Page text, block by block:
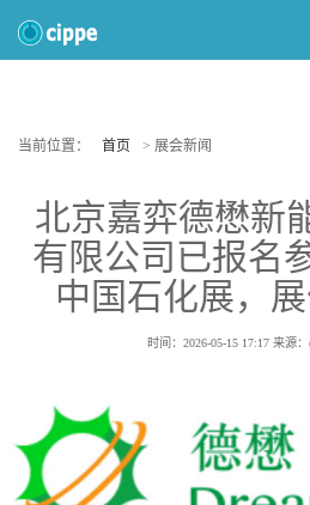
当前位置： 首页 > 展会新闻
北京嘉弈德懋新
有限公司已报名
中国石化展，
时间：2026-05-15 17:17 来源：